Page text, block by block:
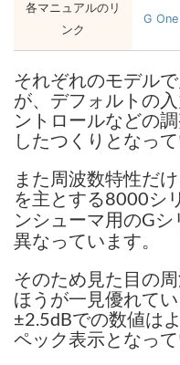
各マニュアルのリ
ンク
G
それぞれのモデル
が、デフォルトの
ントロールなどの
したつくりとなって
また周波数特性だ
を主とする8000シ
ンシューマ用のGシ
異なっています。
そのため見た目の
ほうが一見優れて
±2.5dBでの数値は
ペック表示となって